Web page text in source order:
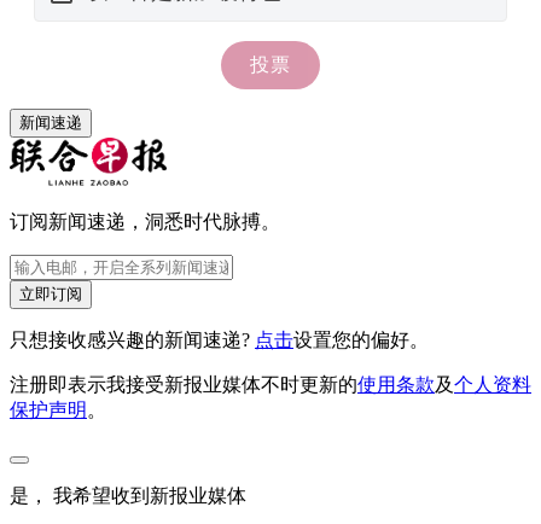
新闻速递
订阅新闻速递，洞悉时代脉搏。
立即订阅
只想接收感兴趣的新闻速递? 点击设置您的偏好。
注册即表示我接受新报业媒体不时更新的使用条款及个人资料
保护声明。
是， 我希望收到新报业媒体